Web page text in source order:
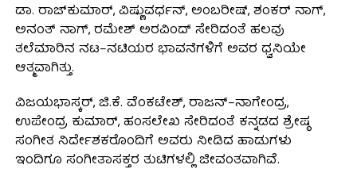
ಡಾ. ರಾಜ್‌ಕುಮಾರ್, ವಿಷ್ಣುವರ್ಧನ್, ಅಂಬರೀಷ್, ಶಂಕರ್ ನಾಗ್,
ಅನಂತ್ ನಾಗ್, ರಮೇಶ್ ಅರವಿಂದ್ ಸೇರಿದಂತೆ ಹಲವು
ತಲೆಮಾರಿನ ನಟ–ನಟಿಯರ ಭಾವನೆಗಳಿಗೆ ಅವರ ಧ್ವನಿಯೇ
ಆತ್ಮವಾಗಿತ್ತು.
ವಿಜಯಭಾಸ್ಕರ್, ಜಿ.ಕೆ. ವೆಂಕಟೇಶ್, ರಾಜನ್–ನಾಗೇಂದ್ರ,
ಉಪೇಂದ್ರ ಕುಮಾರ್, ಹಂಸಲೇಖ ಸೇರಿದಂತೆ ಕನ್ನಡದ ಶ್ರೇಷ್ಠ
ಸಂಗೀತ ನಿರ್ದೇಶಕರೊಂದಿಗೆ ಅವರು ನೀಡಿದ ಹಾಡುಗಳು
ಇಂದಿಗೂ ಸಂಗೀತಾಸಕ್ತರ ತುಟಿಗಳಲ್ಲಿ ಜೀವಂತವಾಗಿವೆ.